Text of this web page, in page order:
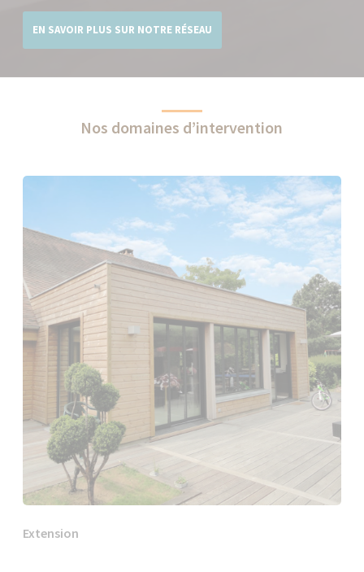
EN SAVOIR PLUS SUR NOTRE RÉSEAU
Nos domaines d’intervention
Extension